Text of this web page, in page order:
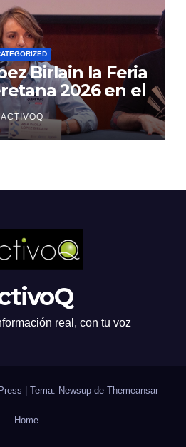
Birlain la Feria
2026 en el
ACTIVOQ
real, con tu voz
Tema: Newsup de Themeansar
Home